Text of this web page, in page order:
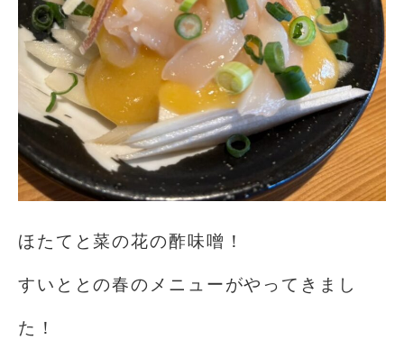
ほたてと菜の花の酢味噌！
すいととの春のメニューがやってきまし
た！